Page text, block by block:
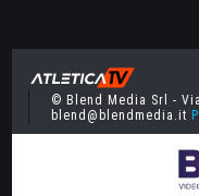
© Blend Media Srl -
blend@blendmedia.it